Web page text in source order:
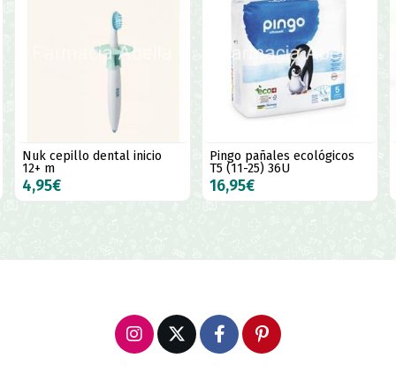
Nuk cepillo dental inicio
12+ m
4,95€
Pingo pañales ecológicos
T5 (11-25) 36U
16,95€